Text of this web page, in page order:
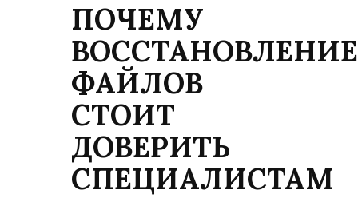
ПОЧЕМУ
ВОССТАНОВЛЕНИЕ
ФАЙЛОВ
СТОИТ
ДОВЕРИТЬ
СПЕЦИАЛИСТАМ